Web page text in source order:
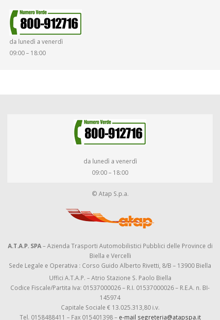
da lunedì a venerdì
09:00 – 18:00
da lunedì a venerdì
09:00 – 18:00
© Atap S.p.a.
A.T.A.P. SPA– Azienda Trasporti Automobilistici Pubblici delle Province di
Biella e Vercelli
Sede Legale e Operativa : Corso Guido Alberto Rivetti, 8/B – 13900 Biella
Uffici A.T.A.P. – Atrio Stazione S. Paolo Biella
Codice Fiscale/Partita Iva: 01537000026 – R.I. 01537000026 – R.E.A. n. BI-
145974
Capitale Sociale € 13.025.313,80 i.v.
Tel. 0158488411 – Fax 015401398 – e-mail segreteria@atapspa.it